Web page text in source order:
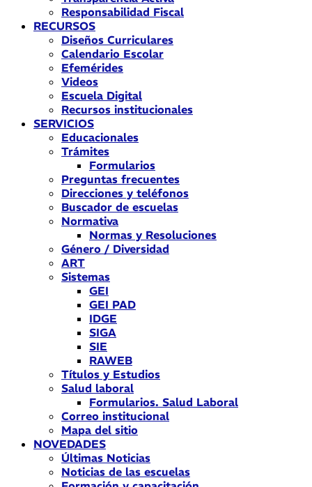
Responsabilidad Fiscal
RECURSOS
Diseños Curriculares
Calendario Escolar
Efemérides
Videos
Escuela Digital
Recursos institucionales
SERVICIOS
Educacionales
Trámites
Formularios
Preguntas frecuentes
Direcciones y teléfonos
Buscador de escuelas
Normativa
Normas y Resoluciones
Género / Diversidad
ART
Sistemas
GEI
GEI PAD
IDGE
SIGA
SIE
RAWEB
Títulos y Estudios
Salud laboral
Formularios. Salud Laboral
Correo institucional
Mapa del sitio
NOVEDADES
Últimas Noticias
Noticias de las escuelas